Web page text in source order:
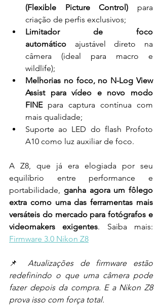
(Flexible Picture Control) para
criação de perfis exclusivos;
Limitador de foco
automático ajustável direto na
câmera (ideal para macro e
wildlife);
Melhorias no foco, no N-Log View
Assist para vídeo e novo modo
FINE para captura contínua com
mais qualidade;
Suporte ao LED do flash Profoto
A10 como luz auxiliar de foco.
A Z8, que já era elogiada por seu
equilíbrio entre performance e
portabilidade, ganha agora um fôlego
extra como uma das ferramentas mais
versáteis do mercado para fotógrafos e
videomakers exigentes
Firmware 3.0 Nikon Z8
📌 Atualizações de firmware estão
redefinindo o que uma câmera pode
fazer depois da compra. E a Nikon Z8
prova isso com força total.